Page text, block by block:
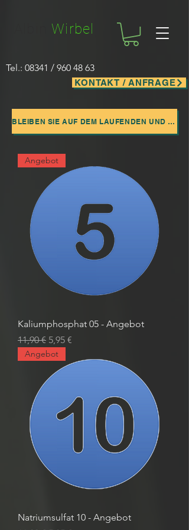
Wirbel
KONTAKT / ANFRAGE
Tel.: 08341 / 960 48 63
BLEIBEN SIE AUF DEM LAUFENDEN UND ABONNIEREN SIE UNSERE WEBSITE
Angebot
Kaliumphosphat 05 - Angebot
Standardpreis
11,90 € Sale-Preis
5,95 €
Angebot
Natriumsulfat 10 - Angebot